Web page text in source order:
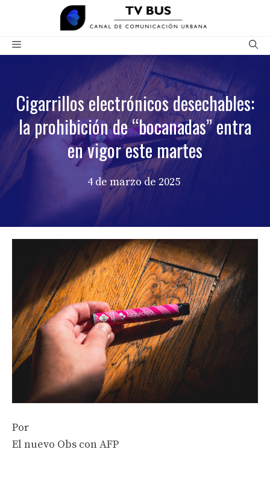
contenido
Menú
Cigarrillos electrónicos desechables:
la prohibición de “bocanadas” entra
en vigor este martes
4 de marzo de 2025
Por
El nuevo Obs con AFP